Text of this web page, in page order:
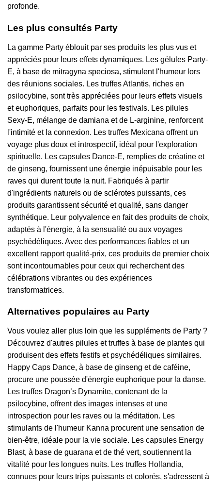
profonde.
Les plus consultés Party
La gamme Party éblouit par ses produits les plus vus et
appréciés pour leurs effets dynamiques. Les gélules Party-
E, à base de mitragyna speciosa, stimulent l'humeur lors
des réunions sociales. Les truffes Atlantis, riches en
psilocybine, sont très appréciées pour leurs effets visuels
et euphoriques, parfaits pour les festivals. Les pilules
Sexy-E, mélange de damiana et de L-arginine, renforcent
l'intimité et la connexion. Les truffes Mexicana offrent un
voyage plus doux et introspectif, idéal pour l'exploration
spirituelle. Les capsules Dance-E, remplies de créatine et
de ginseng, fournissent une énergie inépuisable pour les
raves qui durent toute la nuit. Fabriqués à partir
d'ingrédients naturels ou de sclérotes puissants, ces
produits garantissent sécurité et qualité, sans danger
synthétique. Leur polyvalence en fait des produits de choix,
adaptés à l'énergie, à la sensualité ou aux voyages
psychédéliques. Avec des performances fiables et un
excellent rapport qualité-prix, ces produits de premier choix
sont incontournables pour ceux qui recherchent des
célébrations vibrantes ou des expériences
transformatrices.
Alternatives populaires au Party
Vous voulez aller plus loin que les suppléments de Party ?
Découvrez d'autres pilules et truffes à base de plantes qui
produisent des effets festifs et psychédéliques similaires.
Happy Caps Dance, à base de ginseng et de caféine,
procure une poussée d'énergie euphorique pour la danse.
Les truffes Dragon’s Dynamite, contenant de la
psilocybine, offrent des images intenses et une
introspection pour les raves ou la méditation. Les
stimulants de l'humeur Kanna procurent une sensation de
bien-être, idéale pour la vie sociale. Les capsules Energy
Blast, à base de guarana et de thé vert, soutiennent la
vitalité pour les longues nuits. Les truffes Hollandia,
connues pour leurs trips puissants et colorés, s'adressent à